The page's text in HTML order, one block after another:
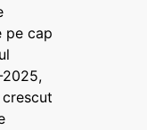
pe cap
2025,